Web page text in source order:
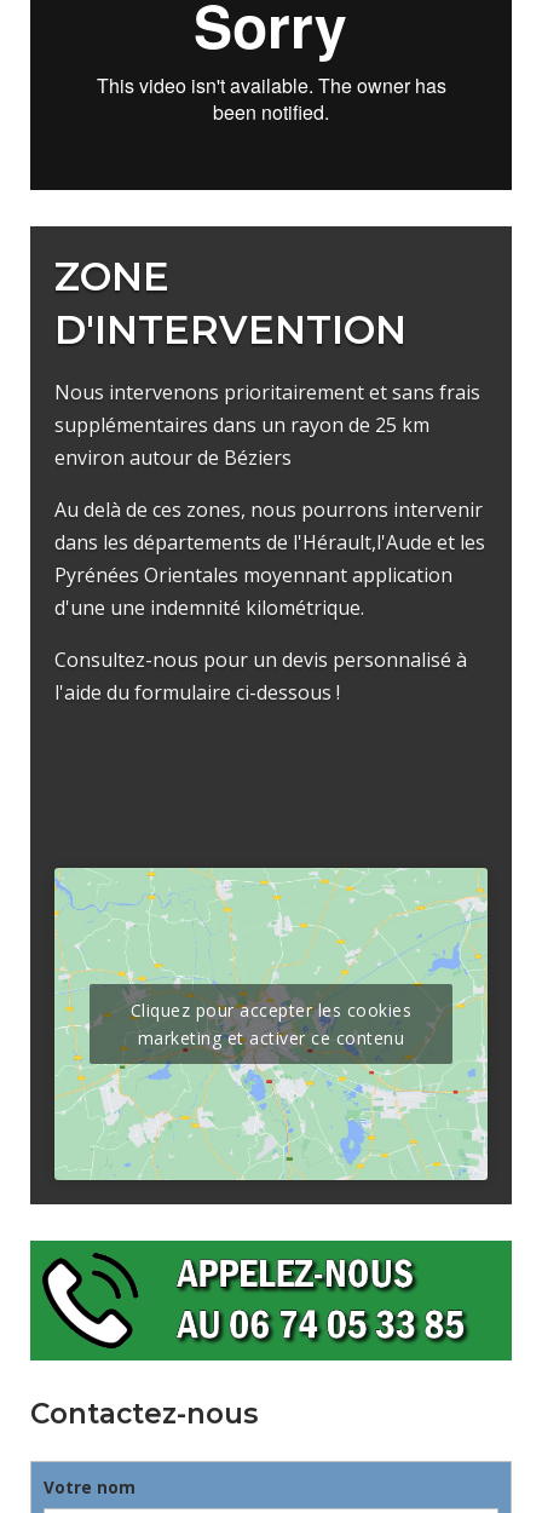
ZONE
D'INTERVENTION
Nous intervenons prioritairement et sans frais
supplémentaires dans un rayon de 25 km
environ autour de Béziers
Au delà de ces zones, nous pourrons intervenir
dans les départements de l'Hérault,l'Aude et les
Pyrénées Orientales moyennant application
d'une une indemnité kilométrique.
Consultez-nous pour un devis personnalisé à
l'aide du formulaire ci-dessous !
Cliquez pour accepter les cookies
marketing et activer ce contenu
Contactez-nous
Votre nom